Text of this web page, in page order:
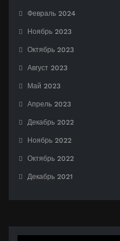
Февраль 2024
Ноябрь 2023
Октябрь 2023
Август 2023
Май 2023
Апрель 2023
Декабрь 2022
Ноябрь 2022
Октябрь 2022
Декабрь 2021